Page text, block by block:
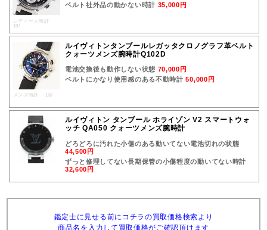
レディース時計
18/
ベルト社外品の動かない時計 35,000円
メンズ時計 18/
ルイヴィトンタンブールレガッタクロノグラフ革ベルト
クォーツメンズ腕時計Q102D
電池交換後も動作しない状態 70,000円
ベルトにかなり使用感のある不動時計50,000円
ルイヴィトン タンブール ホライゾン V2 スマートウォ
ッチ QA050 クォーツメンズ腕時計
どろどろに汚れた小傷のある動いてない電池切れの状態
44,500円
ずっと修理してない長期保管の小傷程度の動いてない時計
32,600円
鑑定士に見せる前にコチラの買取価格検索より
商品名を入力して買取価格がご確認頂けます